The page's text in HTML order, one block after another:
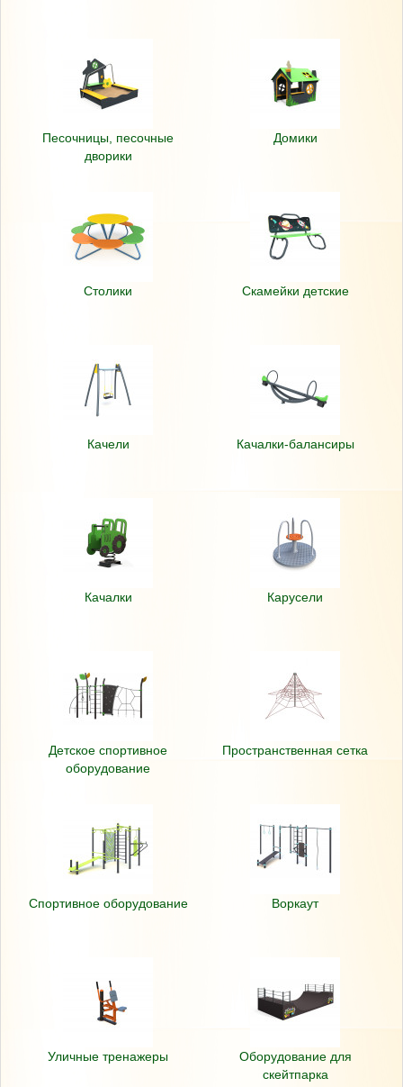
Песочницы, песочные
дворики
Домики
Столики Скамейки детские
Качели Качалки-балансиры
Качалки Карусели
Детское спортивное
оборудование
Пространственная сетка
Спортивное оборудование Воркаут
Уличные тренажеры
Оборудование для
скейтпарка